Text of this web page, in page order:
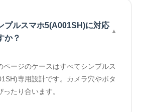
プルスマホ5(A001SH)に対応
か？
ページのケースはすべてシンプルス
専用設計です。カメラ穴やボタ
ったり合います。